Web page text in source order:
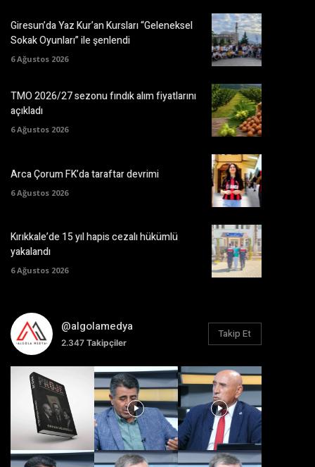
Giresun’da Yaz Kur’an Kursları “Geleneksel
Sokak Oyunları” ile şenlendi
6 Ağustos 2026
TMO 2026/27 sezonu fındık alım fiyatlarını
açıkladı
6 Ağustos 2026
Arca Çorum FK’da taraftar devrimi
6 Ağustos 2026
Kırıkkale’de 15 yıl hapis cezalı hükümlü
yakalandı
6 Ağustos 2026
@algolamedya
2.347Takipçiler
Takip Et